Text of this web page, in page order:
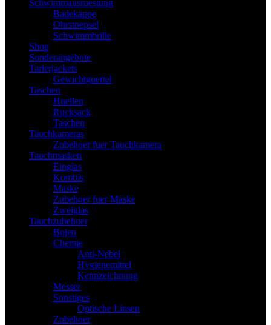
Schwimmausruestung
Badekappe
Ohrstoepsel
Schwimmbrille
Shop
Sonderangebote
Tarierjackets
Gewichtguertel
Taschen
Huellen
Rucksack
Taschen
Tauchkameras
Zubehoer fuer Tauchkamera
Tauchmasken
Einglas
Kombis
Maske
Zubehoer fuer Maske
Zweiglas
Tauchzubehoer
Bojen
Chemie
Anti-Nebel
Hygienemittel
Kennzeichnung
Messer
Sonstiges
Optische Linsen
Zubehoer